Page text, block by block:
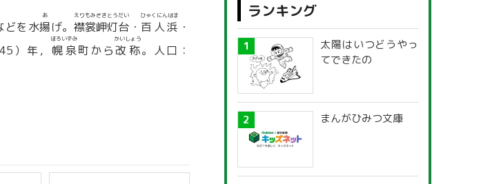
どを水揚
あ
げ。 襟裳岬灯台
えりもみさきとうだい
・ 百人浜
ひゃくにんはま
・
）年， 幌泉
ほろいずみ
町から改称
かいしょう
。人口：
ランキング
太陽はいつどうやっ
てできたの
まんがひみつ文庫